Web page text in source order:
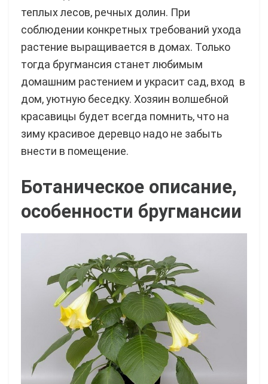
теплых лесов, речных долин. При
соблюдении конкретных требований ухода
растение выращивается в домах. Только
тогда бругмансия станет любимым
домашним растением и украсит сад, вход в
дом, уютную беседку. Хозяин волшебной
красавицы будет всегда помнить, что на
зиму красивое деревцо надо не забыть
внести в помещение.
Ботаническое описание,
особенности бругмансии